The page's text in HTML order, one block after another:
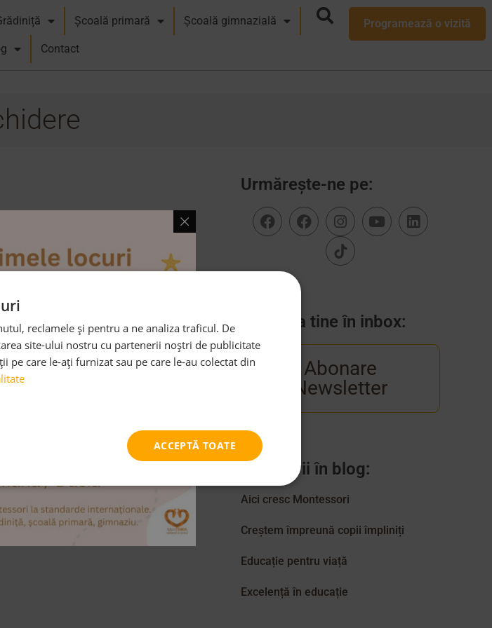
Școală primară Școală gimnazială
Contact
Programează o vizită
Urmărește-ne pe:
Venim la tine în inbox:
Abonare
Newsletter
Categorii în blog:
Aici cresc Montessori
Creștem împreună copii împliniți
Educație pentru viață
Excelență în educație
reclamele și pentru a ne analiza traficul. De
site-ului nostru cu partenerii noștri de publicitate
pe care le-ați furnizat sau pe care le-au colectat din
ACCEPTĂ TOATE